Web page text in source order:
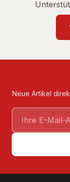
Neue Artikel